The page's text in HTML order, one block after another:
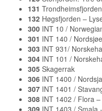
131
132 Høgsfjorden –
300 INT 10 /
301 INT 140 /
303 INT 931/
304 INT 101 /
305 Skagerrak
306 INT 1400 /
307 INT 1401 /
308 INT 1402 / Flora
309 INT 1403 / Smala